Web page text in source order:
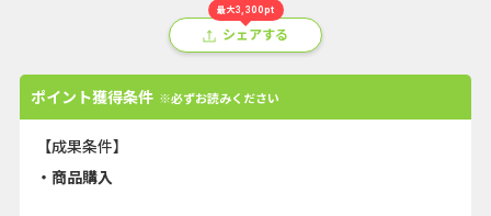
最大3,300pt
シェアする
ポイント獲得条件 ※必ずお読みください
【成果条件】
・商品購入